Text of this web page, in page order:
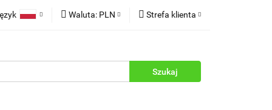
Waluta: PLN Strefa klienta
Zarejestruj się
Dodaj zgłoszenie